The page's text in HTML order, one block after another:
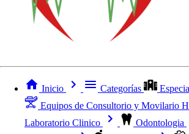
Inicio Categorías
Equipos de Consultorio y Movilario
Laboratorio Clinico
Odontologia